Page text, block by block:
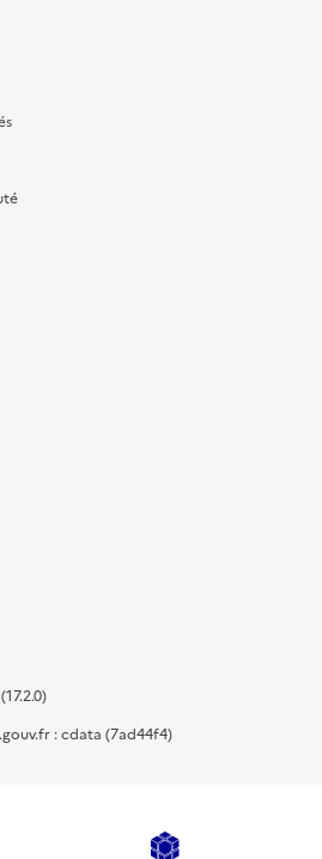
: cdata (7ad44f4)